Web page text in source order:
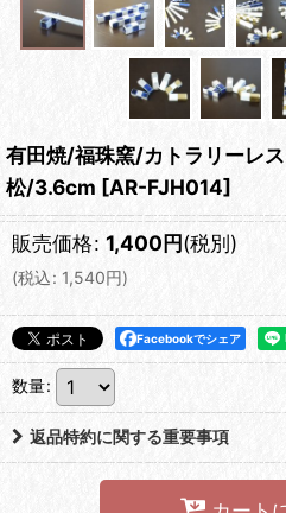
有田焼/福珠窯/カトラリーレ
松/3.6cm [AR-FJH014]
販売価格: 1,400円(税別)
(税込: 1,540円)
Facebookでシェア
数量:
返品特約に関する重要事項